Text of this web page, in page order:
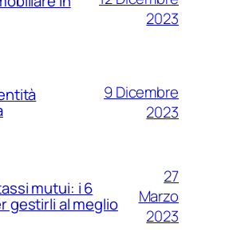
2023
9 Dicembre
2023
mutui: i 6
gestirli al meglio
27
Marzo
2023